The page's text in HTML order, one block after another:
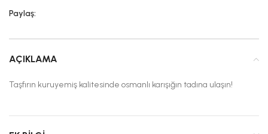
Paylaş:
AÇIKLAMA
Taşfırın kuruyemiş kalitesinde osmanlı karışığın tadına ulaşın!